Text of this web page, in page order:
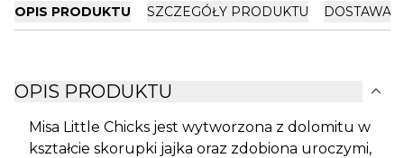
OPIS PRODUKTU SZCZEGÓŁY PRODUKTU DOSTAWA
OPIS PRODUKTU expand_more
Misa Little Chicks jest wytworzona z dolomitu w
kształcie skorupki jajka oraz zdobiona uroczymi,